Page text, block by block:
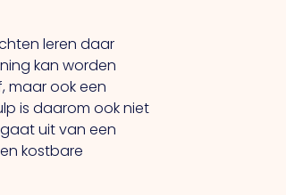
leren daar
kan worden
maar ook een
is daarom ook niet
uit van een
kostbare